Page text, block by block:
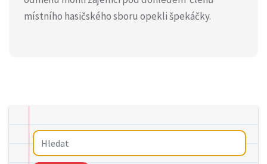
místního hasičského sboru opekli špekáčky.